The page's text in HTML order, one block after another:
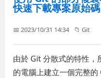
快速下載專案原始碼
📅 2023/10/31 14:34 📁Git
由於 Git 分散式的特性，
的電腦上建立一個完整